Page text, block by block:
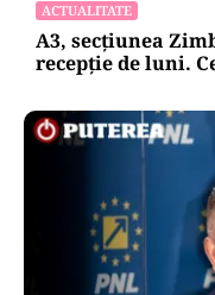
ACTUALITATE
A3, secțiunea
recepție de luni.